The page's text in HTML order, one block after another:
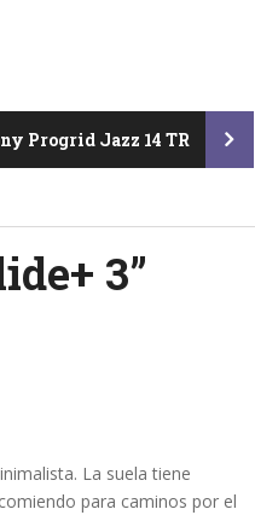
Progrid Jazz 14 TR
3”
La suela tiene
para caminos por el